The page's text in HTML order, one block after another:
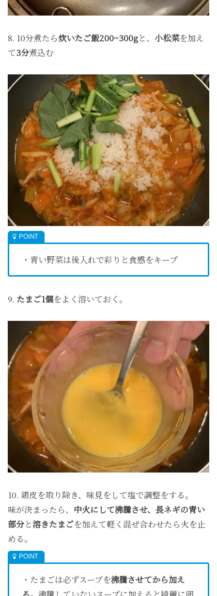
8. 10分煮たら炊いたご飯200~300gと、 小松菜を加え
て3分煮込む
・青い野菜は後入れで彩りと食感をキープ
9. たまご1個をよく溶いておく。
10. 鶏皮を取り除き、味見をして塩で調整をする。
味が決まったら、 中火にして沸騰させ、長ネギの青い
部分と溶きたまごを加えて軽く混ぜ合わせたら火を止
める。
・たまごは必ずスープを沸騰させてから加え
る。 沸騰していないスープに加えると綺麗に卵